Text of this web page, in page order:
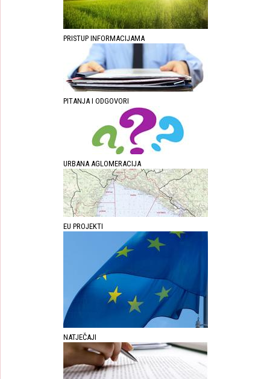
PRISTUP INFORMACIJAMA
PITANJA I ODGOVORI
URBANA AGLOMERACIJA
EU PROJEKTI
NATJEČAJI